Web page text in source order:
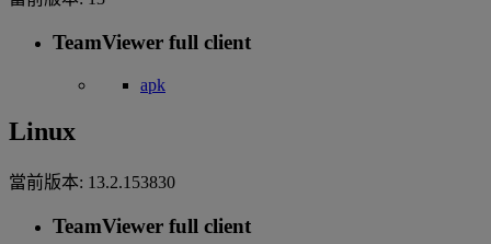
TeamViewer full client
apk
Linux
當前版本: 13.2.153830
TeamViewer full client